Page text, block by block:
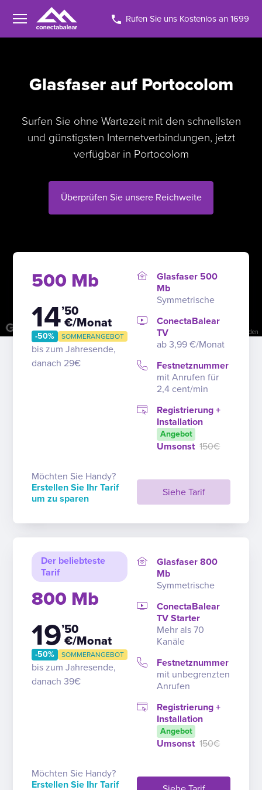
Rufen Sie uns Kostenlos an 1699
Kurzbefehle Kartendaten Nutzungsbedingungen Problem melden
Glasfaser auf Portocolom
Surfen Sie ohne Wartezeit mit den schnellsten
und günstigsten Internetverbindungen, jetzt
verfügbar in Portocolom
Überprüfen Sie unsere Reichweite
500 Mb
14’50
€/Monat
-50% SOMMERANGEBOT
bis zum Jahresende,
danach 29€
Siehe Tarif
Glasfaser 500
Mb
Symmetrische
ConectaBalear
TV
ab 3,99 €/Monat
Festnetznummer
mit Anrufen für
2,4 cent/min
Registrierung +
Installation
Angebot
Umsonst 150€
Möchten Sie Handy?
Erstellen Sie Ihr Tarif
um zu sparen
Der beliebteste
Tarif
800 Mb
19’50
€/Monat
-50% SOMMERANGEBOT
bis zum Jahresende,
danach 39€
Glasfaser 800
Mb
Symmetrische
ConectaBalear
TV Starter
Mehr als 70
Kanäle
Festnetznummer
mit unbegrenzten
Anrufen
Registrierung +
Installation
Angebot
Umsonst 150€
Möchten Sie Handy?
Erstellen Sie Ihr Tarif